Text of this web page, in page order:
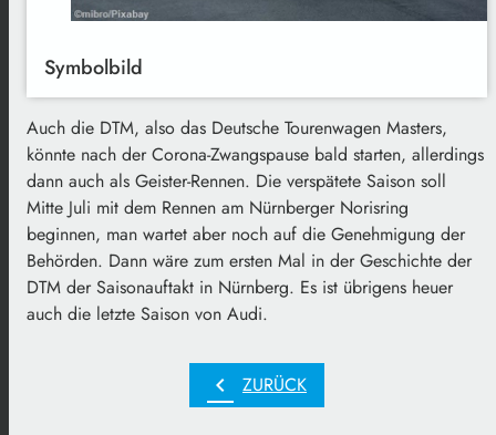
Symbolbild
Auch die DTM, also das Deutsche Tourenwagen Masters,
könnte nach der Corona-Zwangspause bald starten, allerdings
dann auch als Geister-Rennen. Die verspätete Saison soll
Mitte Juli mit dem Rennen am Nürnberger Norisring
beginnen, man wartet aber noch auf die Genehmigung der
Behörden. Dann wäre zum ersten Mal in der Geschichte der
DTM der Saisonauftakt in Nürnberg. Es ist übrigens heuer
auch die letzte Saison von Audi.
chevron_left ZURÜCK